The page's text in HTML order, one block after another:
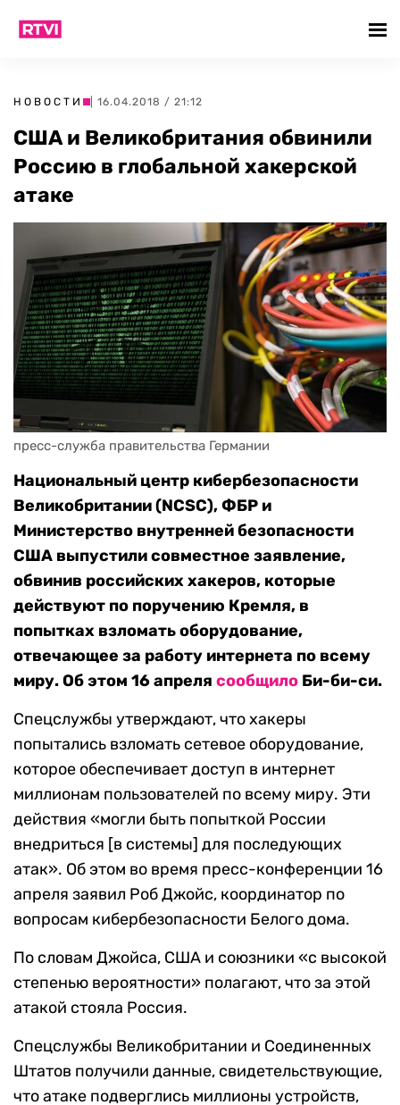
НОВОСТИ | 16.04.2018 / 21:12
США и Великобритания обвинили
Россию в глобальной хакерской
атаке
пресс-служба правительства Германии
Национальный центр кибербезопасности
Великобритании (NCSC), ФБР и
Министерство внутренней безопасности
США выпустили совместное заявление,
обвинив российских хакеров, которые
действуют по поручению Кремля, в
попытках взломать оборудование,
отвечающее за работу интернета по всему
миру. Об этом 16 апреля сообщило Би-би-си.
Спецслужбы утверждают, что хакеры
попытались взломать сетевое оборудование,
которое обеспечивает доступ в интернет
миллионам пользователей по всему миру. Эти
действия «могли быть попыткой России
внедриться [в системы] для последующих
атак». Об этом во время пресс-конференции 16
апреля заявил Роб Джойс, координатор по
вопросам кибербезопасности Белого дома.
По словам Джойса, США и союзники «c высокой
степенью вероятности» полагают, что за этой
атакой стояла Россия.
Спецслужбы Великобритании и Соединенных
Штатов получили данные, свидетельствующие,
что атаке подверглись миллионы устройств,